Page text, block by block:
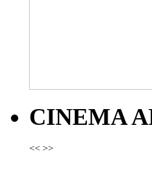
CINEMA
<< >>